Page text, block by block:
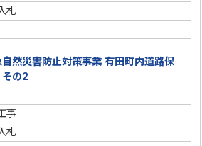
札
然災害防止対策事業 有田町内道路保
の2
事
札